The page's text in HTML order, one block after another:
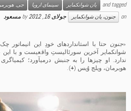
جی. سینمای اروپا یان شوانکمایر and tagged
جنون، یان شوانکمایر on جولای 16, 2012 by مسعود
«جنون حتا با استانداردهای خودِ این
شوانکمایر آخرین سورئالیستِ واقعی­ست و با این
ندارد. او چیزها را به جنبش درمی­آورد؛
هوبرمان، ویلج وُیس (+
).